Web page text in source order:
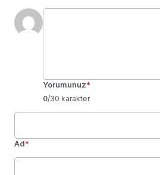
Yorumunuz*
0/30 karakter
Ad*